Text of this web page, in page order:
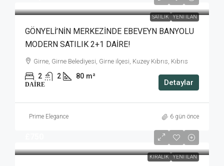
SATILIK YENI İLAN
GÖNYELİ’NİN MERKEZİNDE EBEVEYN BANYOLU
MODERN SATILIK 2+1 DAİRE!
Girne, Girne Belediyesi, Girne ilçesi, Kuzey Kıbrıs, Kıbrıs
2 2 80 m²
DAIRE Detaylar
Prime Elegance 6 gün önce
KIRALIK YENI İLAN